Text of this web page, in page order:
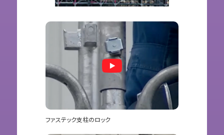
ファステック支柱のロック